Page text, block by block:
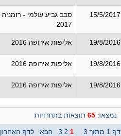
15/5/2017
סבב גביע עולמי - רומניה
2017
19/8/2016 אליפות אירופה 2016
19/8/2016 אליפות אירופה 2016
19/8/2016 אליפות אירופה 2016
נמצאו: 65 תוצאות בתחרויות
דף 1 מתוך 3 1
2
3 הבא לדף האחרון